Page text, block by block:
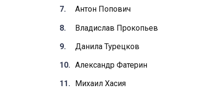
Антон Попович
Владислав Прокопьев
Данила Турецков
Александр Фатерин
Михаил Хасия